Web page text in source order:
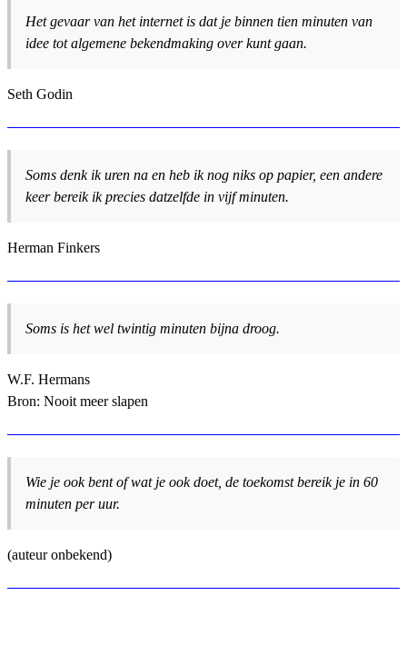
Het gevaar van het internet is dat je binnen tien minuten van
idee tot algemene bekendmaking over kunt gaan.
Seth Godin
Soms denk ik uren na en heb ik nog niks op papier, een andere
keer bereik ik precies datzelfde in vijf minuten.
Herman Finkers
Soms is het wel twintig minuten bijna droog.
W.F. Hermans
Bron: Nooit meer slapen
Wie je ook bent of wat je ook doet, de toekomst bereik je in 60
minuten per uur.
(auteur onbekend)